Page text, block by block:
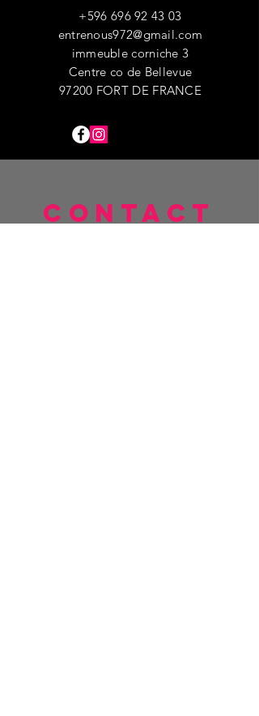
+596 696 92 43 03
entrenous972@gmail.com
immeuble corniche 3
Centre co de Bellevue
97200 FORT DE FRANCE
CONTACT